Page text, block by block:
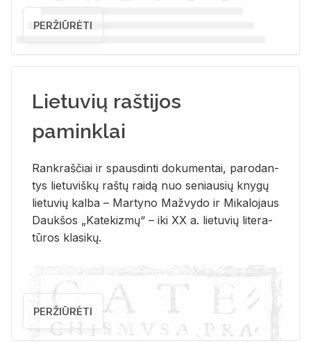
PERŽIŪRĖTI
Lietuvių raštijos
paminklai
Rank­raš­čiai ir spaus­din­ti do­ku­men­tai, pa­ro­dan­
tys lie­tu­viš­kų raš­tų rai­dą nuo se­niau­sių kny­gų
lie­tu­vių kal­ba – Mar­ty­no Ma­žvy­do ir Mi­ka­lo­jaus
Dauk­šos „Ka­te­kiz­mų“ – iki XX a. lie­tu­vių li­te­ra­
tū­ros kla­si­kų.
PERŽIŪRĖTI